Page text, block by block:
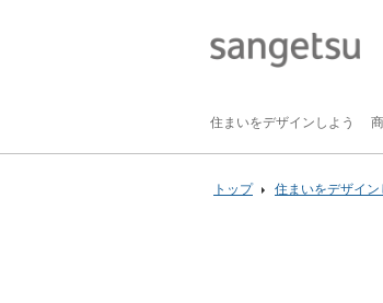
住まいをデザインしよう
トップ 住まいをデザイン